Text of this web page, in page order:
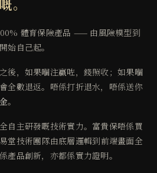
體育保險產品 —— 由風險模型到
始自己起。
後，如果嗰注贏咗，錢照收；如果嗰
全數退返。唔係打折退水，唔係送你
。
自主研發嘅技術實力。富貴保唔係買
堂技術團隊由底層邏輯到前端畫面全
產品創新，亦都係實力證明。